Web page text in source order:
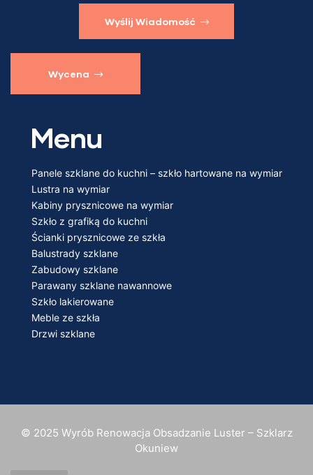
Wyślij Wiadomość
Wycena
Menu
Panele szklane do kuchni – szkło hartowane na wymiar
Lustra na wymiar
Kabiny prysznicowe na wymiar
Szkło z grafiką do kuchni
Ścianki prysznicowe ze szkła
Balustrady szklane
Zabudowy szklane
Parawany szklane nawannowe
Szkło lakierowane
Meble ze szkła
Drzwi szklane
© 2025 Wyrób Renowacja Obsadzanie Luster – Szklarz
Okuniew